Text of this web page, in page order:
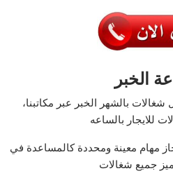
الخبر
بالشهر الخبر عبر مكاتبنا،
للايجار بالساعه
مهام معينة ومحددة كالمساعدة في
جميع شغالات